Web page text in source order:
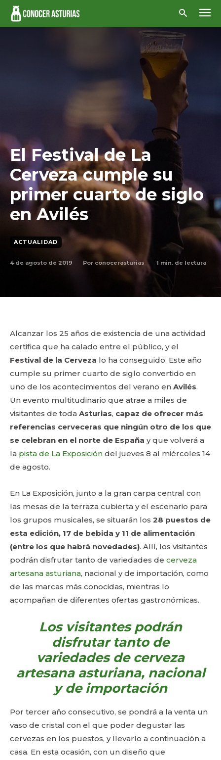
El Festival de La
Cerveza cumple su
primer cuarto de siglo
en Avilés
ACTUALIDAD
4 de agosto de 2019 Por conocerasturias 1 min. de lectura
Alcanzar los 25 años de existencia de una actividad
certifica que ha calado entre el público, y el
Festival de la Cerveza lo ha conseguido. Este año
cumple su primer cuarto de siglo convertido en
uno de los acontecimientos del verano en Avilés.
Un evento multitudinario que atrae a miles de
visitantes de toda Asturias, capaz de ofrecer más
referencias cerveceras que ningún otro de los que
se celebran en el norte de España y que volverá a
la pista de La Exposición del jueves 8 al miércoles 14
de agosto.
En La Exposición, junto a la gran carpa central con
las mesas de la terraza cubierta y el escenario para
los grupos musicales, se situarán los 28 puestos de
esta edición, 17 de bebida y 11 de alimentación
(entre los que habrá novedades). Allí, los visitantes
podrán disfrutar tanto de variedades de cerveza
artesana asturiana, nacional y de importación, como
de las marcas más conocidas, mientras lo
acompañan de diferentes ofertas gastronómicas.
Los visitantes podrán
disfrutar tanto de
variedades de cerveza
artesana asturiana, nacional
y de importación
Por tercer año consecutivo, se pondrá a la venta un
vaso de cristal con el que poder degustar las
cervezas en los puestos, y llevarlo a continuación a
casa. En esta ocasión, con un diseño que